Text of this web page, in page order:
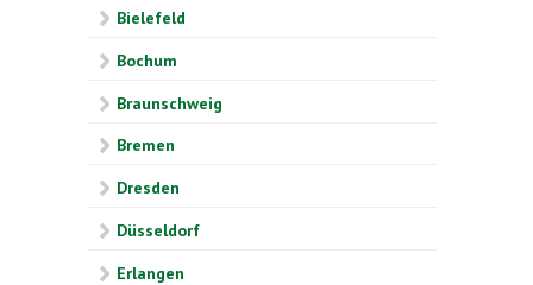
Bielefeld
Bochum
Braunschweig
Bremen
Dresden
Düsseldorf
Erlangen